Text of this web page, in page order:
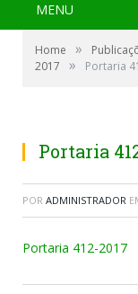
MENU
Home »
2017
» Portaria
Portaria
POR ADMINISTRADOR
Portaria 412-2017